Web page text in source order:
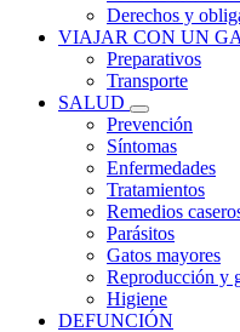
Derechos y
VIAJAR CON UN
Preparativos
Transporte
SALUD
Prevención
Síntomas
Enfermedades
Tratamientos
Remedios
Parásitos
Gatos mayores
Reproducción y
Higiene
DEFUNCIÓN